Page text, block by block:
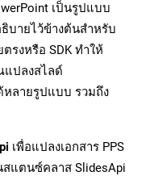
เป็นรูปแบบ
บายไว้ข้างต้นสำหรับ
ตรงหรือ SDK ทำให้
แปลงสไลด์
หลายรูปแบบ รวมถึง
เพื่อแปลงเอกสาร PPS
แตนซ์คลาส SlidesApi